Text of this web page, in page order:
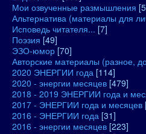
Мои озвученные размышления
Альтернатива (материалы для
Исповедь читателя... [7]
Поэзия [49]
ЭЗО-юмор [70]
Авторские материалы (разное,
2020 ЭНЕРГИИ года [114]
2020 - энергии месяцев [479]
2018 - 2019 ЭНЕРГИИ года и
2017 - ЭНЕРГИИ года и месяцев
2016 - ЭНЕРГИИ года [31]
2016 - энергии месяцев [223]